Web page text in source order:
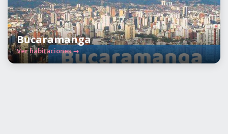
Bucaramanga
Ver habitaciones →